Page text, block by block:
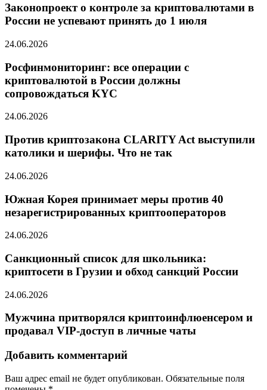
Законопроект о контроле за криптовалютами в
России не успевают принять до 1 июля
24.06.2026
Росфинмониторинг: все операции с
криптовалютой в России должны
сопровождаться KYC
24.06.2026
Против криптозакона CLARITY Act выступили
католики и шерифы. Что не так
24.06.2026
Южная Корея принимает меры против 40
незарегистрированных криптооператоров
24.06.2026
Санкционный список для школьника:
криптосети в Грузии и обход санкций России
24.06.2026
Мужчина притворялся криптоинфлюенсером и
продавал VIP-доступ в личные чаты
Добавить комментарий
Ваш адрес email не будет опубликован. Обязательные поля